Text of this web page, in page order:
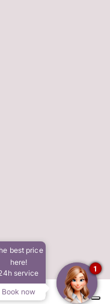
best price
here!
service
Book now
1